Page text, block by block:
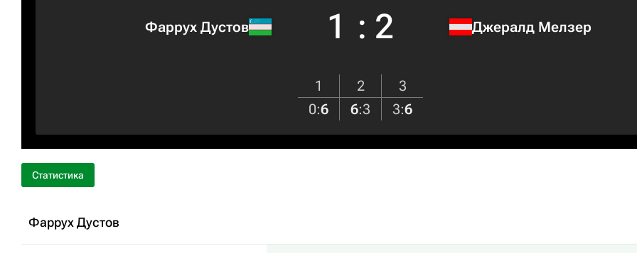
Фаррух Дустов 1 : 2 Джералд Мелзер
1 2
3
0:6 6:3 3:6
Статистика
Фаррух Дустов